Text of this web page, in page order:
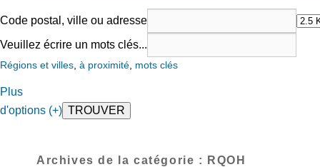
Code postal, ville ou adresse
Veuillez écrire un mots clés...
Régions et villes à proximité mots clés
Plus
d'options (+)
Archives de la catégorie : RQOH